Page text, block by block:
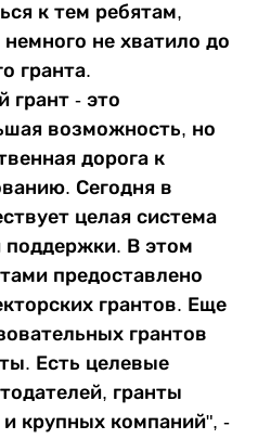
к тем ребятам,
не хватило до
гранта.
грант - это
возможность, но
дорога к
Сегодня в
целая система
поддержки. В этом
предоставлено
грантов. Еще
грантов
Есть целевые
гранты
крупных компаний", -